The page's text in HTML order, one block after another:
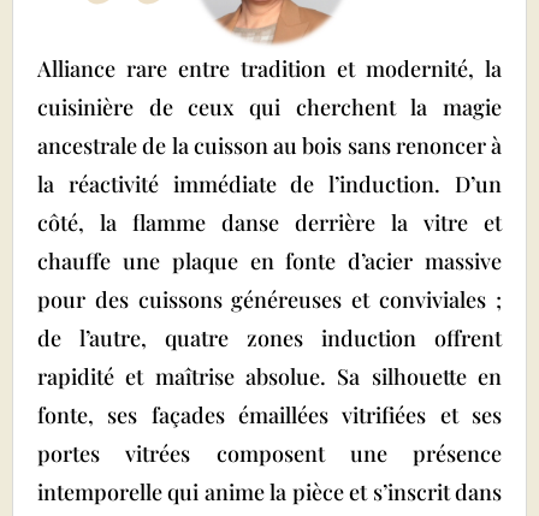
Alliance rare entre tradition et modernité, la
cuisinière de ceux qui cherchent la magie
ancestrale de la cuisson au bois sans renoncer à
la réactivité immédiate de l’induction. D’un
côté, la flamme danse derrière la vitre et
chauffe une plaque en fonte d’acier massive
pour des cuissons généreuses et conviviales ;
de l’autre, quatre zones induction offrent
rapidité et maîtrise absolue. Sa silhouette en
fonte, ses façades émaillées vitrifiées et ses
portes vitrées composent une présence
intemporelle qui anime la pièce et s’inscrit dans